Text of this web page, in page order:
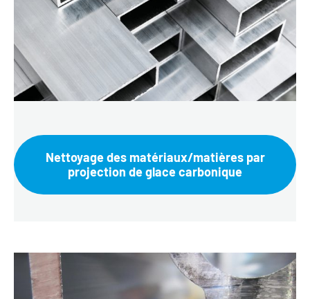
Nettoyage des matériaux/matières par
projection de glace carbonique